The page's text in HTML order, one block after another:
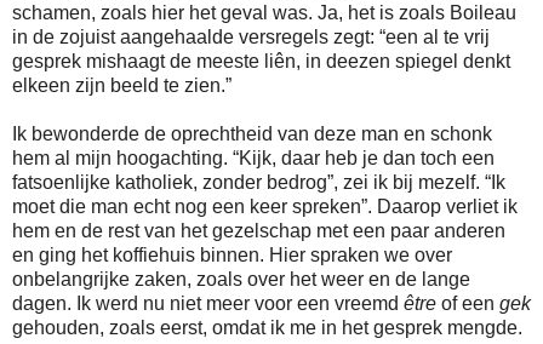
schamen, zoals hier het geval was. Ja, het is zoals Boileau
in de zojuist aangehaalde versregels zegt: “een al te vrij
gesprek mishaagt de meeste liên, in deezen spiegel denkt
elkeen zijn beeld te zien.”
Ik bewonderde de oprechtheid van deze man en schonk
hem al mijn hoogachting. “Kijk, daar heb je dan toch een
fatsoenlijke katholiek, zonder bedrog”, zei ik bij mezelf. “Ik
moet die man echt nog een keer spreken”. Daarop verliet ik
hem en de rest van het gezelschap met een paar anderen
en ging het koffiehuis binnen. Hier spraken we over
onbelangrijke zaken, zoals over het weer en de lange
dagen. Ik werd nu niet meer voor een vreemd être of een gek
gehouden, zoals eerst, omdat ik me in het gesprek mengde.